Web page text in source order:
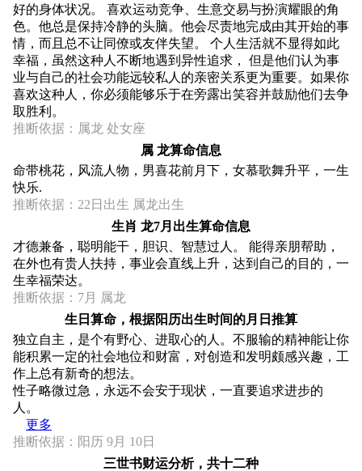
好的身体状况。 喜欢运动竞争、生意交易与扮演耀眼的角
色。他总是保持冷静的头脑。他会尽责地完成由其开始的事
情，而且总不让同僚或友伴失望。 个人生活就不显得如此
幸福，虽然这种人不断地遇到异性追求， 但是他们认为事
业与自己的社会功能远较私人的亲密关系更为重要。如果你
喜欢这种人，你必须能够乐于在旁露出笑容并鼓励他们去争
取胜利。
推断依据：属龙 处女座
属 龙算命信息
命带桃花，风流人物，男喜花前月下，女慕歌舞升平，一生
快乐.
推断依据：22日出生 属龙出生
生肖 龙7月出生算命信息
才德兼备，聪明能干，胆识、智慧过人。 能得亲朋帮助，
在外也有贵人扶持，事业会直线上升，达到自己的目的，一
生幸福荣达。
推断依据：7月 属龙
生日算命，根据阳历出生时间的月日推算
独立自主，是个有野心、进取心的人。不服输的精神能让你
能积累一定的社会地位和财富，对创造和发明颇感兴趣，工
作上总有新奇的想法。
性子略微过急，永远不会安于现状，一直要追求进步的
人。
更多
推断依据：阳历 9月 10日
三世书财运分析，共十二种